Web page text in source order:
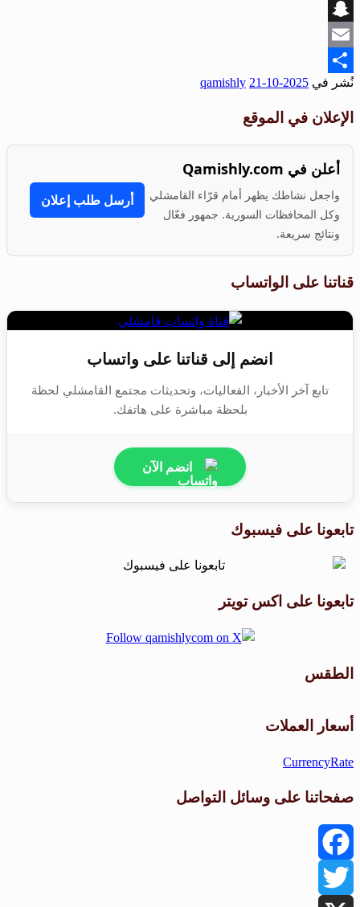
Viber
Snapchat
Email
Share
نُشر في 2025-10-21
qamishly
الإعلان في الموقع
أعلن في Qamishly.com
واجعل نشاطك يظهر أمام قرّاء القامشلي
وكل المحافظات السورية. جمهور فعّال
ونتائج سريعة.
أرسل طلب إعلان
قناتنا على الواتساب
انضم إلى قناتنا على واتساب
تابع آخر الأخبار، الفعاليات، وتحديثات مجتمع القامشلي لحظة
بلحظة مباشرة على هاتفك.
انضم الآن
تابعونا على فيسبوك
تابعونا على اكس تويتر
الطقس
أسعار العملات
CurrencyRate
صفحاتنا على وسائل التواصل
Facebook